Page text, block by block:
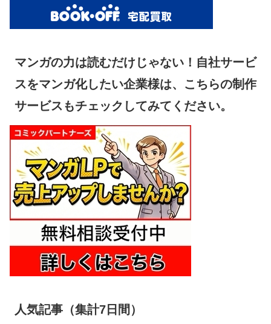
マンガの力は読むだけじゃない！自社サービ
スをマンガ化したい企業様は、こちらの制作
サービスもチェックしてみてください。
人気記事（集計7日間）